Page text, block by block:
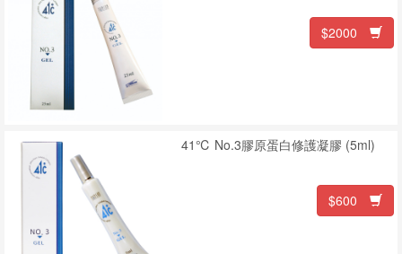
$2000
41℃ No.3膠原蛋白修護凝膠 (5ml)
$600